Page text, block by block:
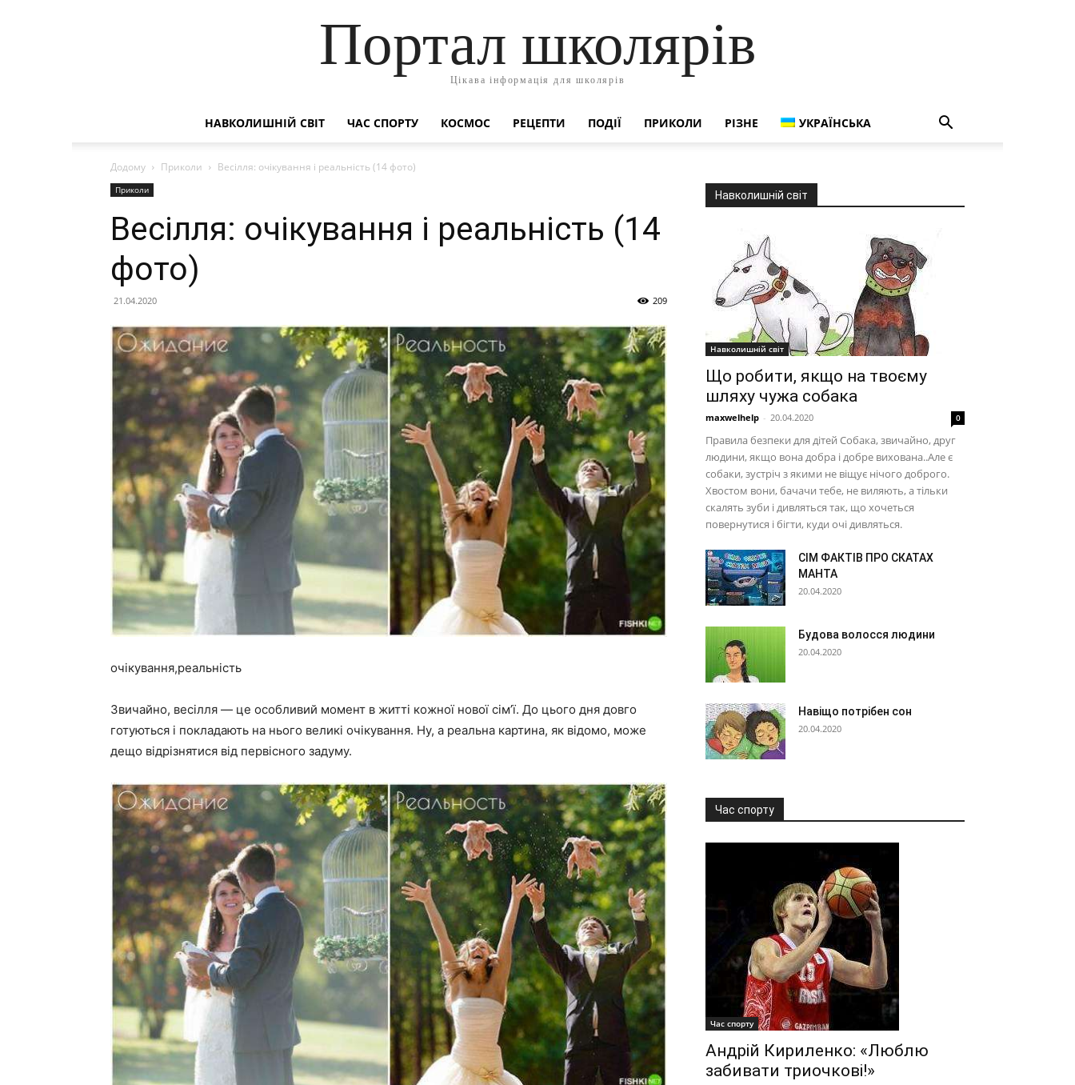
Портал школярів
Цікава інформація для школярів
НАВКОЛИШНІЙ СВІТ ЧАС СПОРТУ КОСМОС РЕЦЕПТИ ПОДІЇ ПРИКОЛИ РІЗНЕ УКРАЇНСЬКА
Додому Приколи Весілля: очікування і реальність (14 фото)
Приколи
Весілля: очікування і реальність (14
фото)
21.04.2020 209
очікування,реальність
Звичайно, весілля — це особливий момент в житті кожної нової сім’ї. До цього дня довго
готуються і покладають на нього великі очікування. Ну, а реальна картина, як відомо, може
дещо відрізнятися від первісного задуму.
Навколишній світ
Навколишній світ
Що робити, якщо на твоєму
шляху чужа собака
maxwelhelp - 20.04.2020 0
Правила безпеки для дітей Собака, звичайно, друг
людини, якщо вона добра і добре вихована..Але є
собаки, зустріч з якими не віщує нічого доброго.
Хвостом вони, бачачи тебе, не виляють, а тільки
скалять зуби і дивляться так, що хочеться
повернутися і бігти, куди очі дивляться.
СІМ ФАКТІВ ПРО СКАТАХ
МАНТА
20.04.2020
Будова волосся людини
20.04.2020
Навіщо потрібен сон
20.04.2020
Час спорту
Час спорту
Андрій Кириленко: «Люблю
забивати триочкові!»